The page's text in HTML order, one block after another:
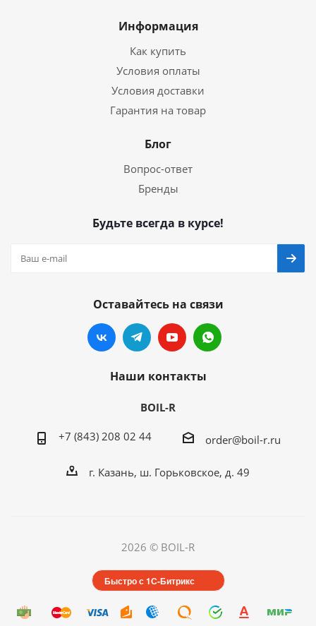
Информация
Как купить
Условия оплаты
Условия доставки
Гарантия на товар
Блог
Вопрос-ответ
Бренды
Будьте всегда в курсе!
Оставайтесь на связи
Наши контакты
BOIL-R
+7 (843) 208 02 44 order@boil-r.ru
г. Казань, ш. Горьковское, д. 49
2026 © BOIL-R
Быстро с 1С-Битрикс